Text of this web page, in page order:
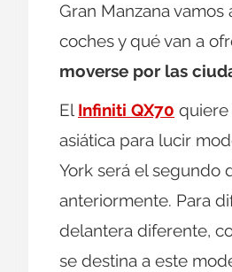
Gran Manzana
coches y qué van a
moverse por las
El Infiniti QX70 quiere
asiática para lucir
York será el segundo
anteriormente. Para
delantera diferente,
se destina a este